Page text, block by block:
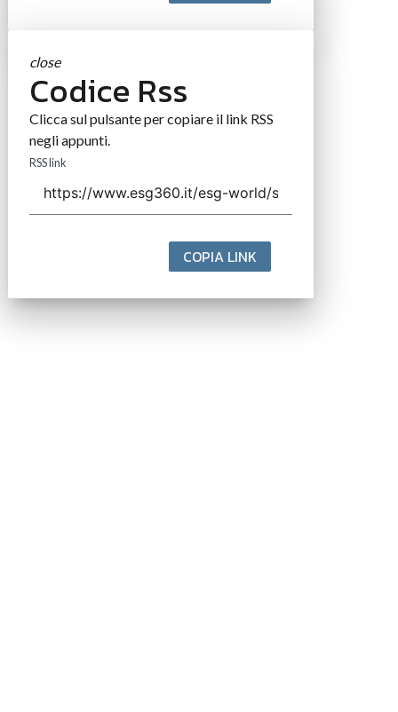
close
Codice Rss
Clicca sul pulsante per copiare il link RSS
negli appunti.
RSS link
COPIA LINK